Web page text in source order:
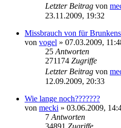
Letzter Beitrag von
23.11.2009, 19:32
Missbrauch von für
von vogel » 07.03.2009,
25 Antworten
271174 Zugriffe
Letzter Beitrag von
12.09.2009, 20:33
Wie lange noch???????
von mecki » 03.06.2009,
7 Antworten
34891 Zugriffe